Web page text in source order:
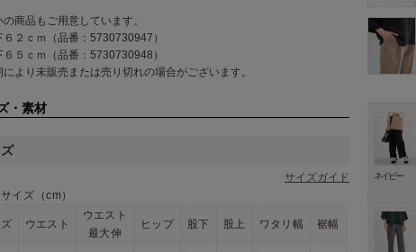
の商品もご用意しています。
６２ｃｍ（品番：5730730947）
６５ｃｍ（品番：5730730948）
より未販売または売り切れの場合がございます。
・素材
サイズガイド
イズ（cm）
ウエスト
ウエスト
最大伸
ヒップ 股下 股上 ワタリ幅 裾幅
ネイビー